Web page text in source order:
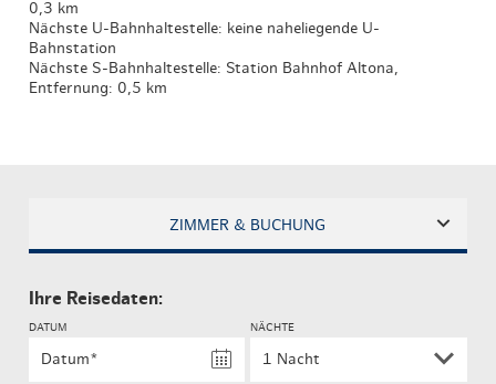
0,3 km
Nächste U-Bahnhaltestelle: keine naheliegende U-
Bahnstation
Nächste S-Bahnhaltestelle: Station Bahnhof Altona,
Entfernung: 0,5 km
ZIMMER & BUCHUNG
Ihre Reisedaten:
DATUM NÄCHTE